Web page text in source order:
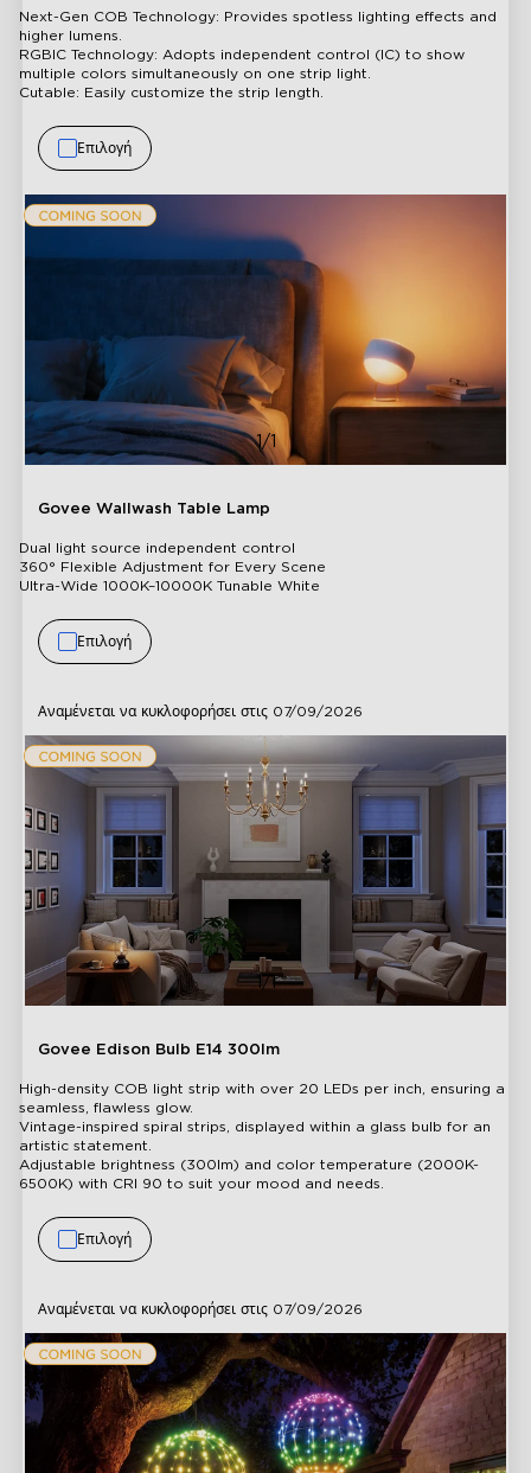
Next-Gen COB Technology: Provides spotless lighting effects and
higher lumens.
RGBIC Technology: Adopts independent control (IC) to show
multiple colors simultaneously on one strip light.
Cutable: Easily customize the strip length.
Επιλογή
1/1
Govee Wallwash Table Lamp
Dual light source independent control
360° Flexible Adjustment for Every Scene
Ultra-Wide 1000K–10000K Tunable White
Επιλογή
Αναμένεται να κυκλοφορήσει στις 07/09/2026
1/1
Govee Edison Bulb E14 300lm
High-density COB light strip with over 20 LEDs per inch, ensuring a
seamless, flawless glow.
Vintage-inspired spiral strips, displayed within a glass bulb for an
artistic statement.
Adjustable brightness (300lm) and color temperature (2000K-
6500K) with CRI 90 to suit your mood and needs.
Επιλογή
Αναμένεται να κυκλοφορήσει στις 07/09/2026
close